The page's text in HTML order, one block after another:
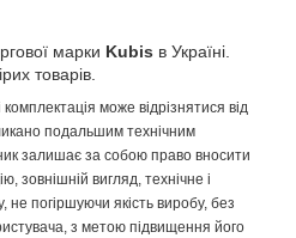
марки Kubis в Україні.
товарів.
може відрізнятися від
подальшим технічним
залишає за собою право вносити
зовнішній вигляд, технічне і
погіршуючи якість виробу, без
з метою підвищення його